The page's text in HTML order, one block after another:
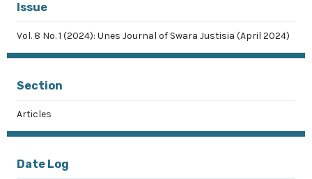
Issue
Vol. 8 No. 1 (2024): Unes Journal of Swara Justisia (April 2024)
Section
Articles
Date Log